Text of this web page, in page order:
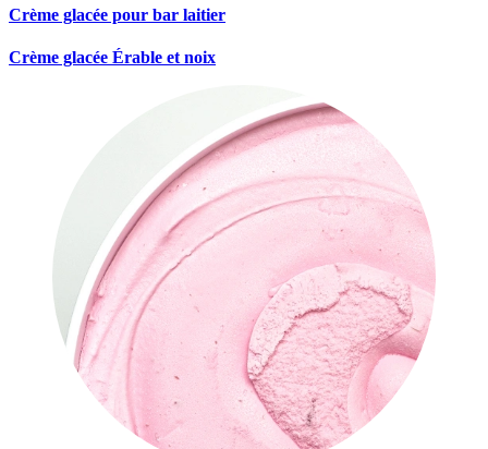
Crème glacée pour bar laitier
Crème glacée Érable et noix